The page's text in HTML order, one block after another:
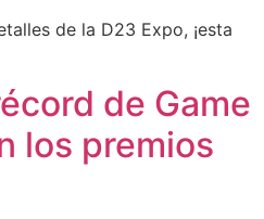
de la D23 Expo, ¡esta
de Game
los premios